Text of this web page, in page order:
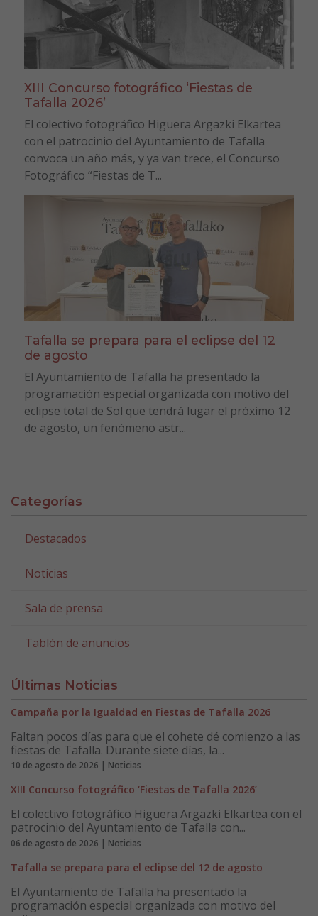
XIII Concurso fotográfico ‘Fiestas de
Tafalla 2026’
El colectivo fotográfico Higuera Argazki Elkartea
con el patrocinio del Ayuntamiento de Tafalla
convoca un año más, y ya van trece, el Concurso
Fotográfico “Fiestas de T...
Tafalla se prepara para el eclipse del 12
de agosto
El Ayuntamiento de Tafalla ha presentado la
programación especial organizada con motivo del
eclipse total de Sol que tendrá lugar el próximo 12
de agosto, un fenómeno astr...
Categorías
Destacados
Noticias
Sala de prensa
Tablón de anuncios
Últimas Noticias
Campaña por la Igualdad en Fiestas de Tafalla 2026
Faltan pocos días para que el cohete dé comienzo a las
fiestas de Tafalla. Durante siete días, la...
10 de agosto de 2026 | Noticias
XIII Concurso fotográfico ‘Fiestas de Tafalla 2026’
El colectivo fotográfico Higuera Argazki Elkartea con el
patrocinio del Ayuntamiento de Tafalla con...
06 de agosto de 2026 | Noticias
Tafalla se prepara para el eclipse del 12 de agosto
El Ayuntamiento de Tafalla ha presentado la
programación especial organizada con motivo del